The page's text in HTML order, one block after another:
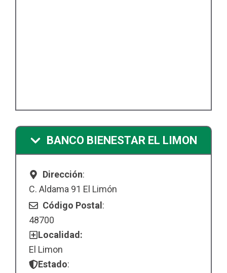
BANCO BIENESTAR EL LIMON
Dirección:
C. Aldama 91 El Limón
Código Postal :
48700
Localidad:
El Limon
Estado: